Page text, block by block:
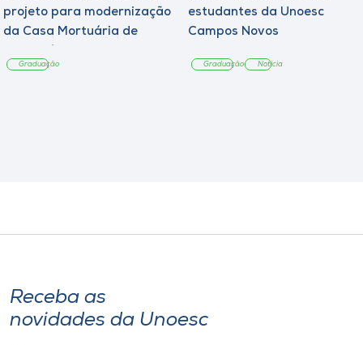
projeto para modernização
da Casa Mortuária de
Graduação
estudantes da Unoesc
Campos Novos
Graduação Notícia
Receba as
novidades da Unoesc